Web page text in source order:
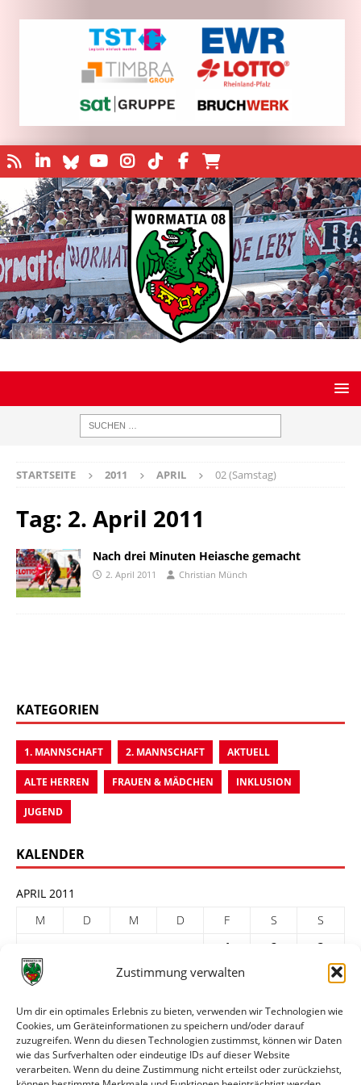
Zustimmung verwalten
Um dir ein optimales Erlebnis zu bieten, verwenden wir Technologien wie
Cookies, um Geräteinformationen zu speichern und/oder darauf
zuzugreifen. Wenn du diesen Technologien zustimmst, können wir Daten
wie das Surfverhalten oder eindeutige IDs auf dieser Website
verarbeiten. Wenn du deine Zustimmung nicht erteilst oder zurückziehst,
STARTSEITE 2011 APRIL 02 (Samstag)
Tag: 2. April 2011
Nach drei Minuten Heiasche gemacht
2. April 2011 Christian Münch
KATEGORIEN
1. MANNSCHAFT 2. MANNSCHAFT AKTUELL
ALTE HERREN FRAUEN & MÄDCHEN INKLUSION
JUGEND
KALENDER
APRIL 2011
M
D M D F S
S
1
2
3
4
6 7 8
18
19 20 21 22 23
25
26 27 28 29
30
« März
Mai »